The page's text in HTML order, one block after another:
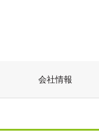
会社情報